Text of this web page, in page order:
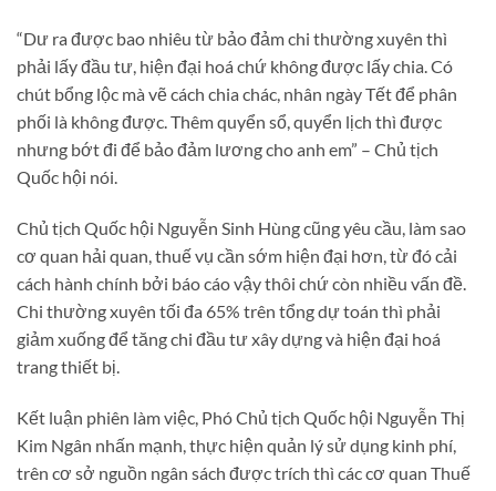
“Dư ra được bao nhiêu từ bảo đảm chi thường xuyên thì
phải lấy đầu tư, hiện đại hoá chứ không được lấy chia. Có
chút bổng lộc mà vẽ cách chia chác, nhân ngày Tết để phân
phối là không được. Thêm quyển sổ, quyển lịch thì được
nhưng bớt đi để bảo đảm lương cho anh em” – Chủ tịch
Quốc hội nói.
Chủ tịch Quốc hội Nguyễn Sinh Hùng cũng yêu cầu, làm sao
cơ quan hải quan, thuế vụ cần sớm hiện đại hơn, từ đó cải
cách hành chính bởi báo cáo vậy thôi chứ còn nhiều vấn đề.
Chi thường xuyên tối đa 65% trên tổng dự toán thì phải
giảm xuống để tăng chi đầu tư xây dựng và hiện đại hoá
trang thiết bị.
Kết luận phiên làm việc, Phó Chủ tịch Quốc hội Nguyễn Thị
Kim Ngân nhấn mạnh, thực hiện quản lý sử dụng kinh phí,
trên cơ sở nguồn ngân sách được trích thì các cơ quan Thuế